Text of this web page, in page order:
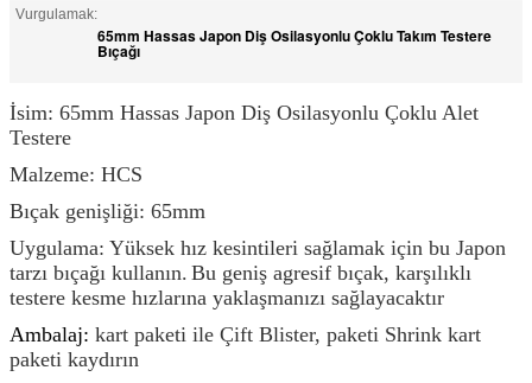
Vurgulamak:
65mm Hassas Japon Diş Osilasyonlu Çoklu Takım Testere
Bıçağı
İsim: 65mm Hassas Japon Diş Osilasyonlu Çoklu Alet
Testere
Malzeme: HCS
Bıçak genişliği: 65mm
Uygulama: Yüksek hız kesintileri sağlamak için bu Japon
tarzı bıçağı kullanın. Bu geniş agresif bıçak, karşılıklı
testere kesme hızlarına yaklaşmanızı sağlayacaktır
Ambalaj: kart paketi ile Çift Blister, paketi Shrink kart
paketi kaydırın